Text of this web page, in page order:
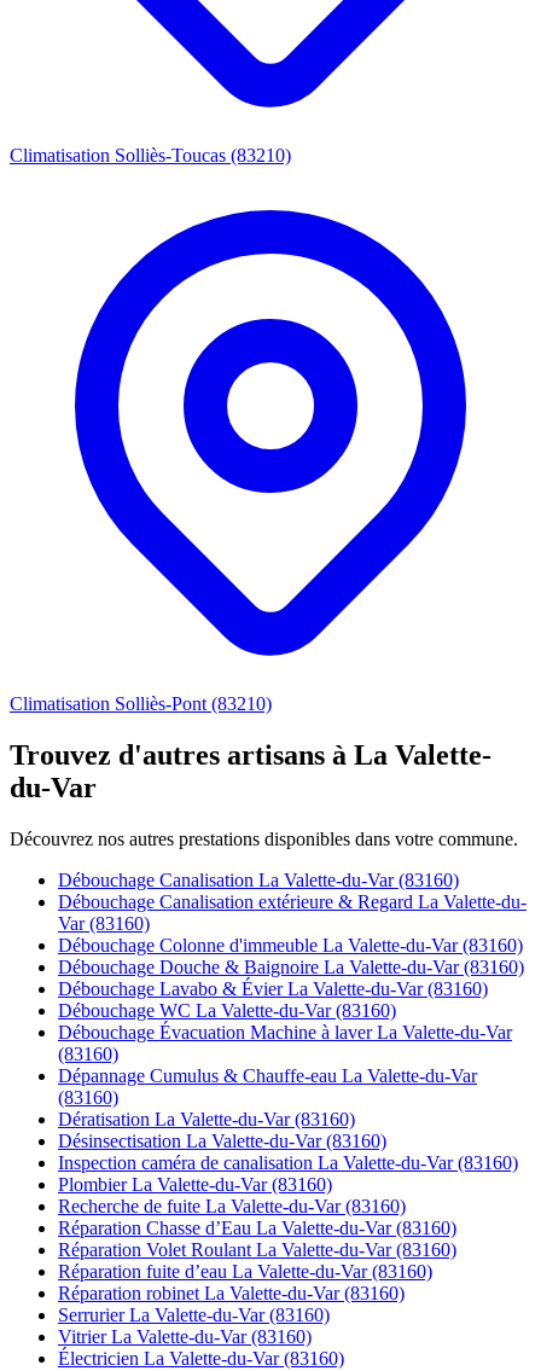
Climatisation Solliès-Toucas (83210)
Climatisation Solliès-Pont (83210)
Trouvez d'autres artisans à La Valette-
du-Var
Découvrez nos autres prestations disponibles dans votre commune.
Débouchage Canalisation La Valette-du-Var (83160)
Débouchage Canalisation extérieure & Regard La Valette-du-
Var (83160)
Débouchage Colonne d'immeuble La Valette-du-Var (83160)
Débouchage Douche & Baignoire La Valette-du-Var (83160)
Débouchage Lavabo & Évier La Valette-du-Var (83160)
Débouchage WC La Valette-du-Var (83160)
Débouchage Évacuation Machine à laver La Valette-du-Var
(83160)
Dépannage Cumulus & Chauffe-eau La Valette-du-Var
(83160)
Dératisation La Valette-du-Var (83160)
Désinsectisation La Valette-du-Var (83160)
Inspection caméra de canalisation La Valette-du-Var (83160)
Plombier La Valette-du-Var (83160)
Recherche de fuite La Valette-du-Var (83160)
Réparation Chasse d’Eau La Valette-du-Var (83160)
Réparation Volet Roulant La Valette-du-Var (83160)
Réparation fuite d’eau La Valette-du-Var (83160)
Réparation robinet La Valette-du-Var (83160)
Serrurier La Valette-du-Var (83160)
Vitrier La Valette-du-Var (83160)
Électricien La Valette-du-Var (83160)